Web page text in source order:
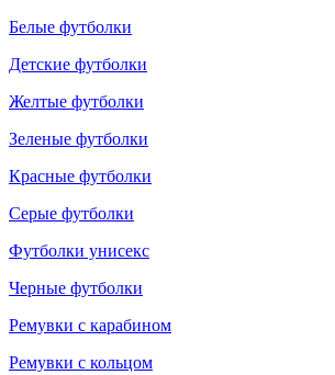
Белые футболки
Детские футболки
Желтые футболки
Зеленые футболки
Красные футболки
Серые футболки
Футболки унисекс
Черные футболки
Ремувки с карабином
Ремувки с кольцом